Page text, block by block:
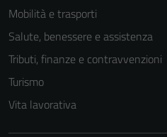
Mobilità e trasporti
Salute, benessere e assistenza
Tributi, finanze e contravvenzioni
Turismo
Vita lavorativa